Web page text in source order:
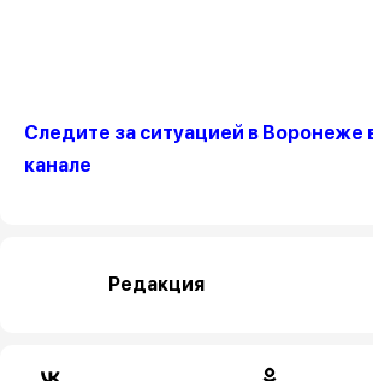
Следите за ситуацией в Воронеже
канале
Редакция